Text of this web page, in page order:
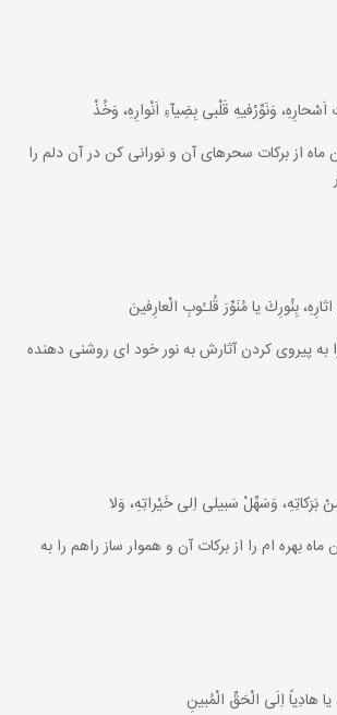
اَسْحارِهِ، وَنَوِّرْفيهِ قَلْبى بِضِيآءِ اَنْوارِهِ، وَخُذْ
ماه از بركات سحرهاى آن و نورانى كن در آن دلم را
بِنُورِكَ يا مُنَوِّرَ قُلـُوبِ الْعارِفينَ
به پيروى كردن آثارش به نور خود اى روشنى دهنده
بَرَكاتِهِ، وَسَهِّلْ سَبيلى اِلى خَيْراتِهِ، وَلا
بهره ام را از بركات آن و هموار ساز راهم را به
هادِياً اِلَى الْحَقِّ الْمُبينِ